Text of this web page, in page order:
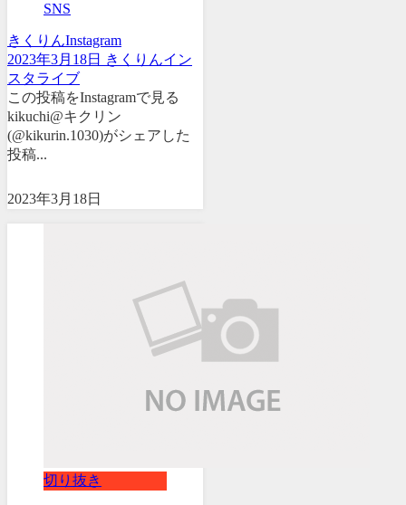
SNS
きくりんInstagram
2023年3月18日 きくりんイン
スタライブ
この投稿をInstagramで見る
kikuchi@キクリン
(@kikurin.1030)がシェアした
投稿...
2023年3月18日
切り抜き